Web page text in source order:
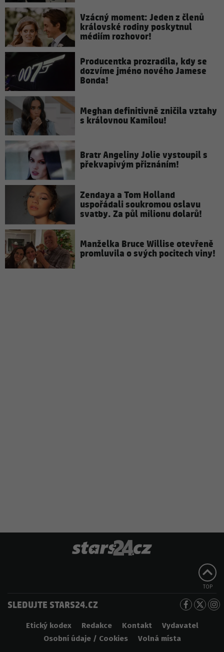
Vzácný moment: Jeden z členů
královské rodiny poskytnul
médiím rozhovor!
Producentka prozradila, kdy se
dozvíme jméno nového Jamese
Bonda!
Meghan definitivně zničila vztahy
s královnou Kamilou!
Bratr Angeliny Jolie vystoupil s
překvapivým přiznáním!
Zendaya a Tom Holland
uspořádali soukromou oslavu
svatby. Za půl milionu dolarů!
Manželka Bruce Willise otevřeně
promluvila o svých pocitech viny!
TOP
SLEDUJTE STARS24.CZ
Etický kodex Redakce Kontakt
Vydavatel
Osobní údaje / Cookies
Volná místa